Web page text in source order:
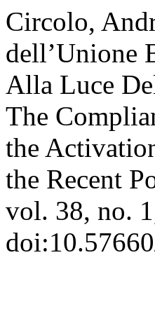
Circolo,
dell’Unione
Alla Luce
The
the
the Recent
vol. 38, no.